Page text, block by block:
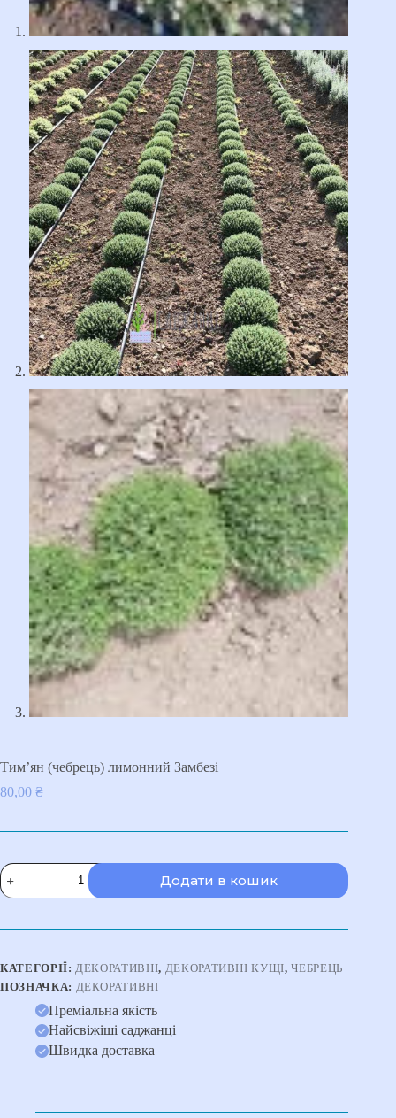
Тим’ян (чебрець) лимонний Замбезі
80,00 ₴
Тим'ян
(чебрець)
лимонний
кількість
Додати в кошик
КАТЕГОРІЇ: ДЕКОРАТИВНІ, ДЕКОРАТИВНІ КУЩІ,ЧЕБРЕЦЬ
ПОЗНАЧКА: ДЕКОРАТИВНІ
Преміальна якість
Найсвіжіші саджанці
Швидка доставка